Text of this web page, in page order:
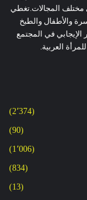
في مختلف المجالات.تغطي
والأطفال والطبخ
الإيجابي في المجتمع
العربية.
(2٬374)
(90)
(1٬006)
(834)
(13)